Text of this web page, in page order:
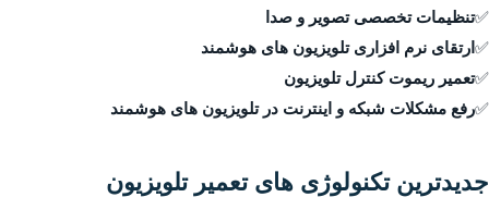
✅تنظیمات تخصصی تصویر و صدا
✅ارتقای نرم افزاری تلویزیون های هوشمند
✅تعمیر ریموت کنترل تلویزیون
✅رفع مشکلات شبکه و اینترنت در تلویزیون های هوشمند
جدیدترین تکنولوژی های تعمیر تلویزیون